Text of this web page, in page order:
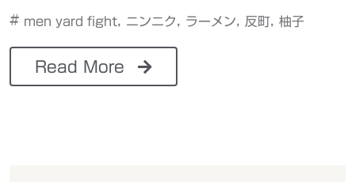
# men yard fight ニンニク ラーメン 反町 柚子
Read More